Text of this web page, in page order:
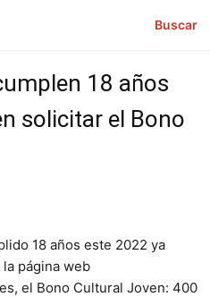
Buscar
18 años
solicitar el Bono
18 años este 2022 ya
página web
el Bono Cultural Joven: 400